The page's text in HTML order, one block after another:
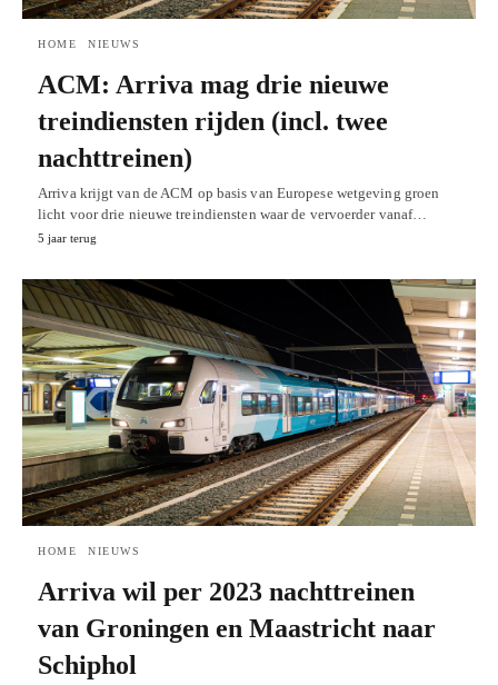
HOME NIEUWS
ACM: Arriva mag drie nieuwe
treindiensten rijden (incl. twee
nachttreinen)
Arriva krijgt van de ACM op basis van Europese wetgeving groen
licht voor drie nieuwe treindiensten waar de vervoerder vanaf…
5 jaar terug
HOME NIEUWS
Arriva wil per 2023 nachttreinen
van Groningen en Maastricht naar
Schiphol